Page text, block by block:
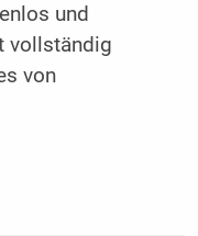
und
vollständig
von